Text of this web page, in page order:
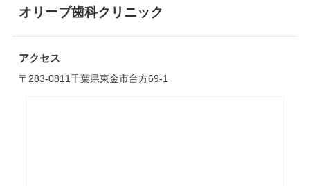
オリーブ歯科クリニック
アクセス
〒283-0811千葉県東金市台方69-1